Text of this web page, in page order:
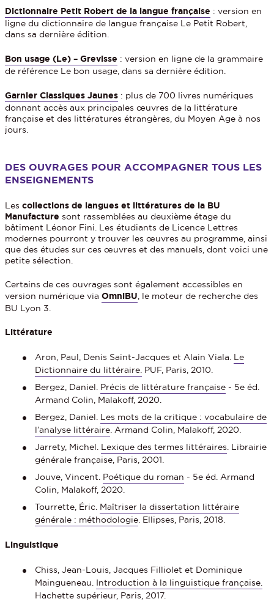
Dictionnaire Petit Robert de la langue française : version en
ligne du dictionnaire de langue française Le Petit Robert,
dans sa dernière édition.
Bon usage (Le) – Grevisse : version en ligne de la grammaire
de référence Le bon usage, dans sa dernière édition.
Garnier Classiques Jaunes : plus de 700 livres numériques
donnant accès aux principales œuvres de la littérature
française et des littératures étrangères, du Moyen Age à nos
jours.
DES OUVRAGES POUR ACCOMPAGNER TOUS LES
ENSEIGNEMENTS
Lescollections de langues et littératures de la BU
Manufacture sont rassemblées au deuxième étage du
bâtiment Léonor Fini. Les étudiants de Licence Lettres
modernes pourront y trouver les œuvres au programme, ainsi
que des études sur ces œuvres et des manuels, dont voici une
petite sélection.
Certains de ces ouvrages sont également accessibles en
version numérique viaOmniBU, le moteur de recherche des
BU Lyon 3.
Littérature
Aron, Paul, Denis Saint-Jacques et Alain Viala. Le
Dictionnaire du littéraire. PUF, Paris, 2010.
Bergez, Daniel. Précis de littérature française - 5e éd.
Armand Colin, Malakoff, 2020.
Bergez, Daniel. Les mots de la critique : vocabulaire de
l’analyse littéraire. Armand Colin, Malakoff, 2020.
Jarrety, Michel. Lexique des termes littéraires. Librairie
générale française, Paris, 2001.
Jouve, Vincent. Poétique du roman - 5e éd. Armand
Colin, Malakoff, 2020.
Tourrette, Éric. Maîtriser la dissertation littéraire
générale : méthodologie. Ellipses, Paris, 2018.
Linguistique
Chiss, Jean-Louis, Jacques Filliolet et Dominique
Maingueneau. Introduction à la linguistique française.
Hachette supérieur, Paris, 2017.